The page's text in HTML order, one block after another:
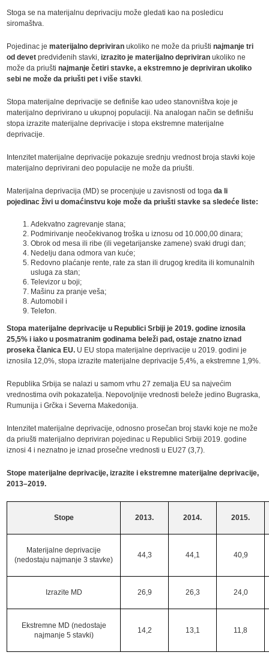
Stoga se na materijalnu deprivaciju može gledati kao na posledicu
siromaštva.
Pojedinac jematerijalno depriviran ukoliko ne može da priuštinajmanje tri
od devet predviđenih stavki,izrazito je materijalno depriviran ukoliko ne
može da priuštinajmanje četiri stavke, a ekstremno je depriviran ukoliko
sebi ne može da priušti pet i više stavki
Stopa materijalne deprivacije se definiše kao udeo stanovništva koje je
materijalno deprivirano u ukupnoj populaciji. Na analogan način se definišu
stopa izrazite materijalne deprivacije i stopa ekstremne materijalne
deprivacije.
Intenzitet materijalne deprivacije pokazuje srednju vrednost broja stavki koje
materijalno deprivirani deo populacije ne može da priušti.
Materijalna deprivacija (MD) se procenjuje u zavisnosti od togada li
pojedinac živi u domaćinstvu koje može da priušti stavke sa sledeće liste:
Adekvatno zagrevanje stana;
Podmirivanje neočekivanog troška u iznosu od 10.000,00 dinara;
Obrok od mesa ili ribe (ili vegetarijanske zamene) svaki drugi dan;
Nedelju dana odmora van kuće;
Redovno plaćanje rente, rate za stan ili drugog kredita ili komunalnih
usluga za stan;
Televizor u boji;
Mašinu za pranje veša;
Automobil i
Telefon.
Stopa materijalne deprivacije u Republici Srbiji je 2019. godine iznosila
25,5% i iako u posmatranim godinama beleži pad, ostaje znatno iznad
proseka članica EU. U EU stopa materijalne deprivacije u 2019. godini je
iznosila 12,0%, stopa izrazite materijalne deprivacije 5,4%, a ekstremne 1,9%.
Republika Srbija se nalazi u samom vrhu 27 zemalja EU sa najvećim
vrednostima ovih pokazatelja. Nepovoljnije vrednosti beleže jedino Bugraska,
Rumunija i Grčka i Severna Makedonija.
Intenzitet materijalne deprivacije, odnosno prosečan broj stavki koje ne može
da priušti materijalno depriviran pojedinac u Republici Srbiji 2019. godine
iznosi 4 i neznatno je iznad prosečne vrednosti u EU27 (3,7).
Stope materijalne deprivacije, izrazite i ekstremne materijalne deprivacije,
2013–2019.
Stope 2013. 2014. 2015.
Materijalne deprivacije
(nedostaju najmanje 3 stavke)
44,3 44,1 40,9
Izrazite MD 26,9 26,3 24,0
Ekstremne MD (nedostaje
najmanje 5 stavki)
14,2 13,1 11,8